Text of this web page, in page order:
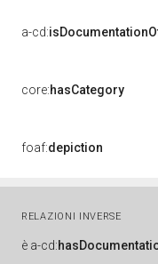
a-cd:
core:hasCategory
foaf:depiction
RELAZIONI INVERSE
è a-cd: